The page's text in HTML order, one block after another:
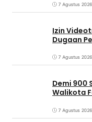
7 Agustus 2026
Izin
Dugaan
7 Agustus 2026
Demi 900
Walikota
7 Agustus 2026